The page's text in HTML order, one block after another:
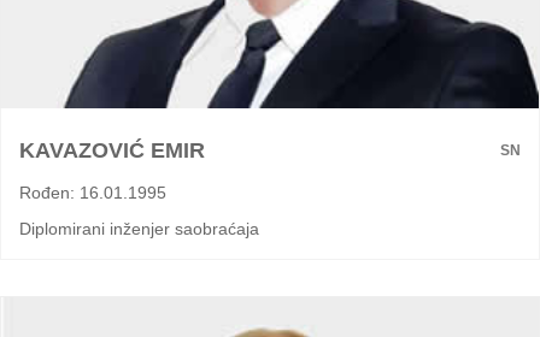
KAVAZOVIĆ EMIR SN
Rođen: 16.01.1995
Diplomirani inženjer saobraćaja